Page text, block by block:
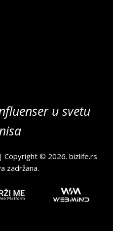
u svetu
| Copyright © 2026.bizlife.rs
zadržana.